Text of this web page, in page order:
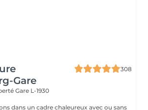
Gare
308
Gare L-1930
dans un cadre chaleureux avec ou sans